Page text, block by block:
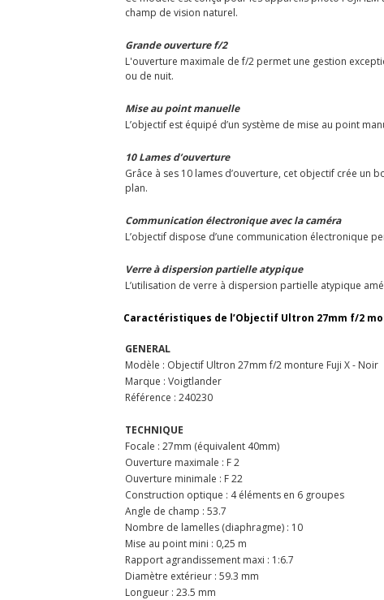
champ de vision naturel.
Grande ouverture f/2
L'ouverture maximale de f/2 permet une gestion
ou de nuit.
Mise au point manuelle
L’objectif est équipé d’un système de mise au point
10 Lames d’ouverture
Grâce à ses 10 lames d’ouverture, cet objectif crée
plan.
Communication électronique avec la caméra
L’objectif dispose d’une communication électronique
Verre à dispersion partielle atypique
L’utilisation de verre à dispersion partielle atypique
Caractéristiques de l’Objectif Ultron 27mm f/2
GENERAL
Modèle : Objectif Ultron 27mm f/2 monture Fuji X - Noir
Marque : Voigtlander
Référence : 240230
TECHNIQUE
Focale : 27mm (équivalent 40mm)
Ouverture maximale : F 2
Ouverture minimale : F 22
Construction optique : 4 éléments en 6 groupes
Angle de champ : 53.7
Nombre de lamelles (diaphragme) : 10
Mise au point mini : 0,25 m
Rapport agrandissement maxi : 1:6.7
Diamètre extérieur : 59.3 mm
Longueur : 23.5 mm